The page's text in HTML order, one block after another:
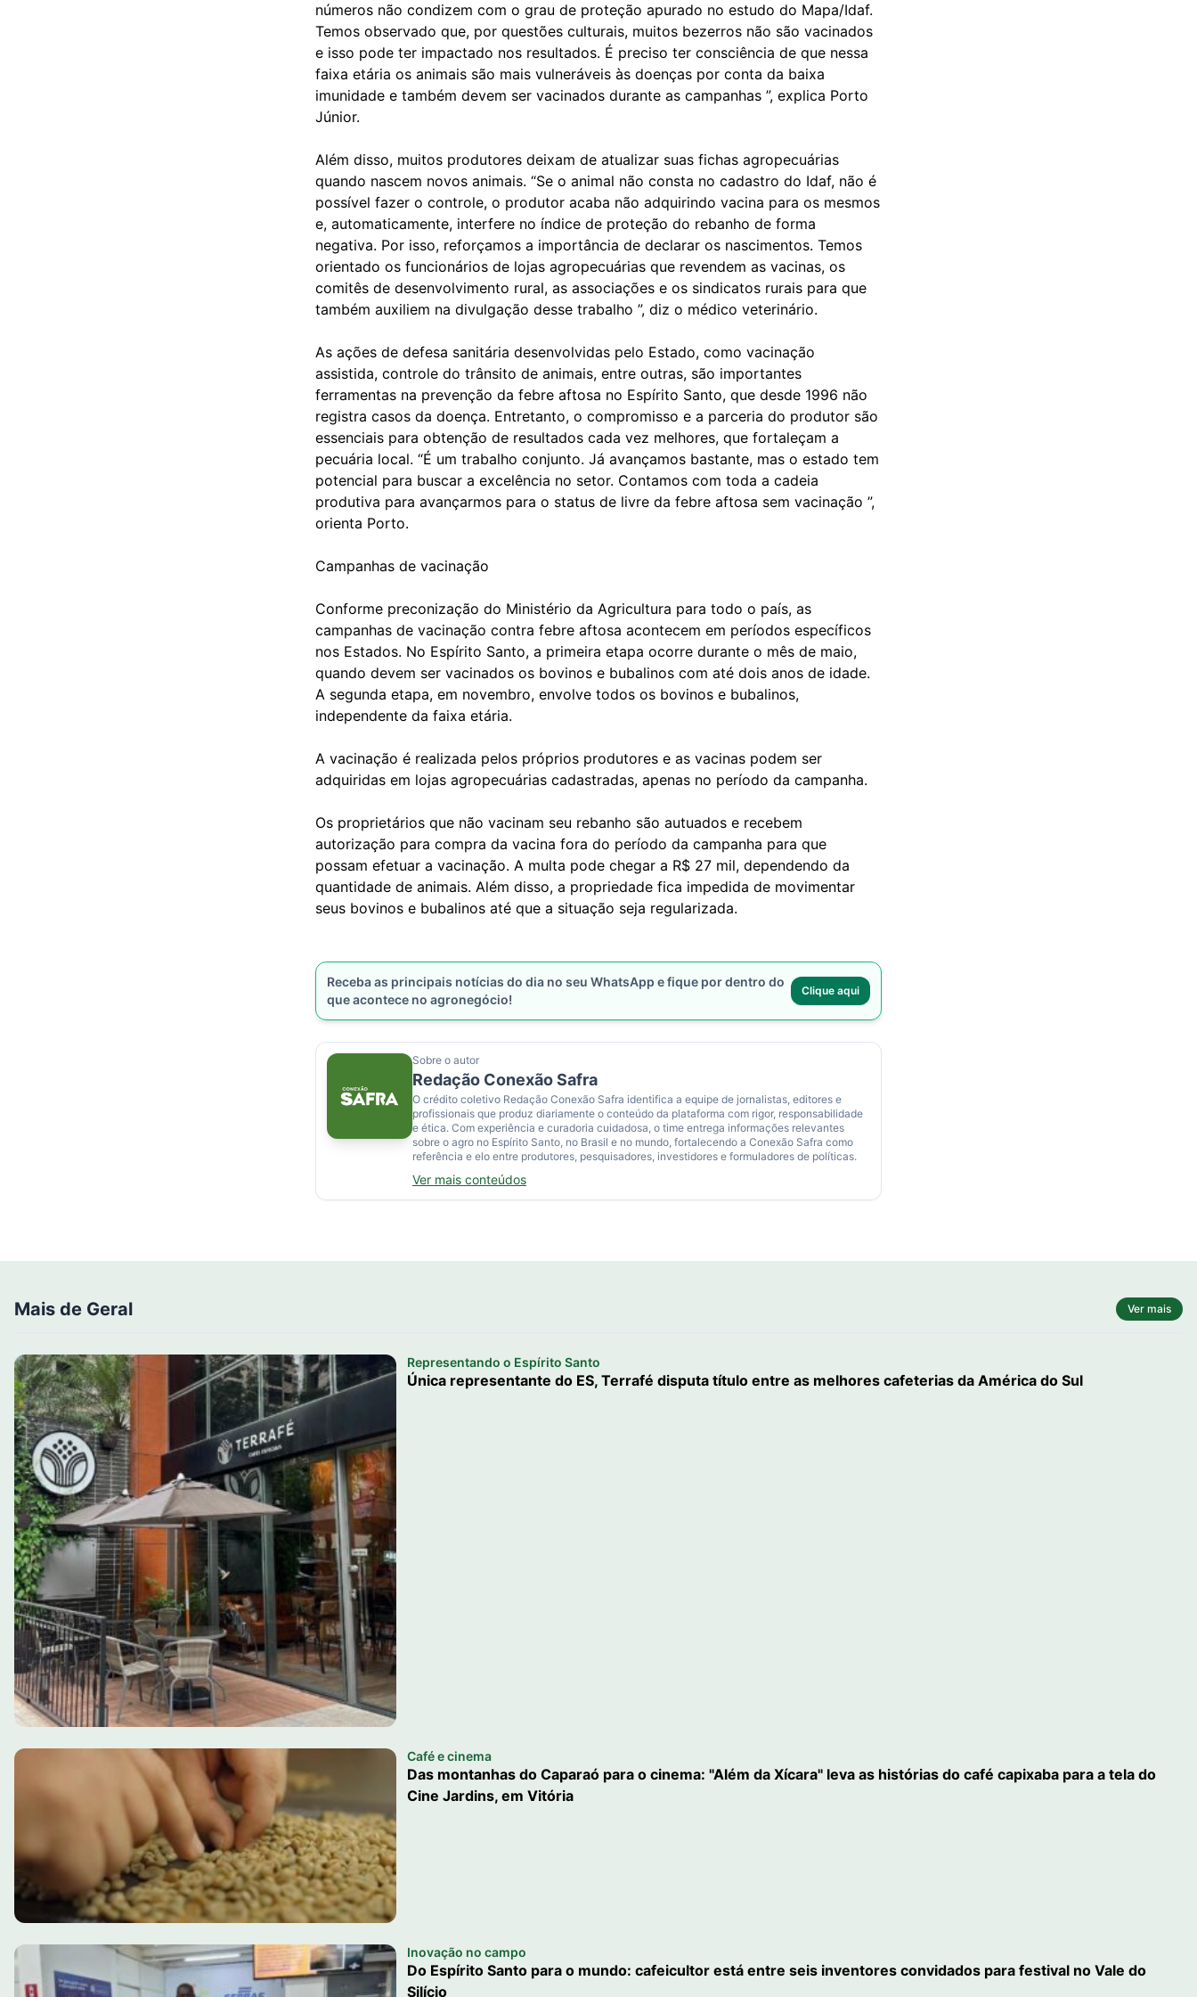
números não condizem com o grau de proteção apurado no estudo do Mapa/Idaf.
Temos observado que, por questões culturais, muitos bezerros não são vacinados
e isso pode ter impactado nos resultados. É preciso ter consciência de que nessa
faixa etária os animais são mais vulneráveis às doenças por conta da baixa
imunidade e também devem ser vacinados durante as campanhas ”, explica Porto
Júnior.
Além disso, muitos produtores deixam de atualizar suas fichas agropecuárias
quando nascem novos animais. “Se o animal não consta no cadastro do Idaf, não é
possível fazer o controle, o produtor acaba não adquirindo vacina para os mesmos
e, automaticamente, interfere no índice de proteção do rebanho de forma
negativa. Por isso, reforçamos a importância de declarar os nascimentos. Temos
orientado os funcionários de lojas agropecuárias que revendem as vacinas, os
comitês de desenvolvimento rural, as associações e os sindicatos rurais para que
também auxiliem na divulgação desse trabalho ”, diz o médico veterinário.
As ações de defesa sanitária desenvolvidas pelo Estado, como vacinação
assistida, controle do trânsito de animais, entre outras, são importantes
ferramentas na prevenção da febre aftosa no Espírito Santo, que desde 1996 não
registra casos da doença. Entretanto, o compromisso e a parceria do produtor são
essenciais para obtenção de resultados cada vez melhores, que fortaleçam a
pecuária local. “É um trabalho conjunto. Já avançamos bastante, mas o estado tem
potencial para buscar a excelência no setor. Contamos com toda a cadeia
produtiva para avançarmos para o status de livre da febre aftosa sem vacinação ”,
orienta Porto.
Campanhas de vacinação
Conforme preconização do Ministério da Agricultura para todo o país, as
campanhas de vacinação contra febre aftosa acontecem em períodos específicos
nos Estados. No Espírito Santo, a primeira etapa ocorre durante o mês de maio,
quando devem ser vacinados os bovinos e bubalinos com até dois anos de idade.
A segunda etapa, em novembro, envolve todos os bovinos e bubalinos,
independente da faixa etária.
A vacinação é realizada pelos próprios produtores e as vacinas podem ser
adquiridas em lojas agropecuárias cadastradas, apenas no período da campanha.
Os proprietários que não vacinam seu rebanho são autuados e recebem
autorização para compra da vacina fora do período da campanha para que
possam efetuar a vacinação. A multa pode chegar a R$ 27 mil, dependendo da
quantidade de animais. Além disso, a propriedade fica impedida de movimentar
seus bovinos e bubalinos até que a situação seja regularizada.
Receba as principais notícias do dia no seu WhatsApp e fique por dentro do
que acontece no agronegócio!
Clique aqui
Sobre o autor
Redação Conexão Safra
O crédito coletivo Redação Conexão Safra identifica a equipe de jornalistas, editores e
profissionais que produz diariamente o conteúdo da plataforma com rigor, responsabilidade
e ética. Com experiência e curadoria cuidadosa, o time entrega informações relevantes
sobre o agro no Espírito Santo, no Brasil e no mundo, fortalecendo a Conexão Safra como
referência e elo entre produtores, pesquisadores, investidores e formuladores de políticas.
Ver mais conteúdos
Mais de Geral Ver mais
Representando o Espírito Santo
Única representante do ES, Terrafé disputa título entre as melhores cafeterias da América do Sul
Café e cinema
Das montanhas do Caparaó para o cinema: "Além da Xícara" leva as histórias do café capixaba para a tela do
Cine Jardins, em Vitória
Inovação no campo
Do Espírito Santo para o mundo: cafeicultor está entre seis inventores convidados para festival no Vale do
Silício